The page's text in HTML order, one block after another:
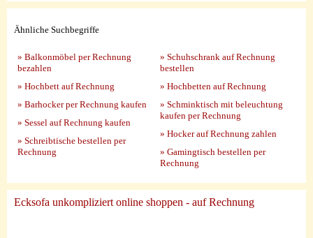
Ähnliche Suchbegriffe
» Balkonmöbel per Rechnung
bezahlen
» Hochbett auf Rechnung
» Barhocker per Rechnung kaufen
» Sessel auf Rechnung kaufen
» Schreibtische bestellen per
Rechnung
» Schuhschrank auf Rechnung
bestellen
» Hochbetten auf Rechnung
» Schminktisch mit beleuchtung
kaufen per Rechnung
» Hocker auf Rechnung zahlen
» Gamingtisch bestellen per
Rechnung
Ecksofa unkompliziert online shoppen - auf Rechnung